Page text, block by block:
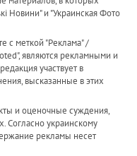
Новини" и "Украинская Фото
с меткой "Реклама" /
являются рекламными и
участвует в
высказанные в этих
и оценочные суждения,
Согласно украинскому
рекламы несет